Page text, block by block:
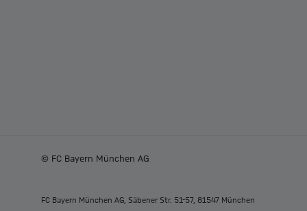
© FC Bayern München AG
FC Bayern München AG, Säbener Str. 51-57, 81547 München